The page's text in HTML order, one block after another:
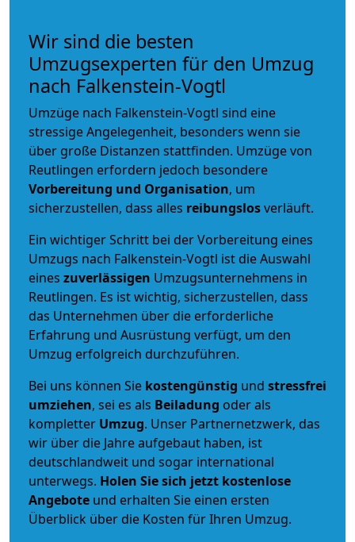
Wir sind die besten
Umzugsexperten für den Umzug
nach Falkenstein-Vogtl
Umzüge nach Falkenstein-Vogtl sind eine
stressige Angelegenheit, besonders wenn sie
über große Distanzen stattfinden. Umzüge von
Reutlingen erfordern jedoch besondere
Vorbereitung und Organisation, um
sicherzustellen, dass alles reibungslosverläuft.
Ein wichtiger Schritt bei der Vorbereitung eines
Umzugs nach Falkenstein-Vogtl ist die Auswahl
eines zuverlässigen Umzugsunternehmens in
Reutlingen. Es ist wichtig, sicherzustellen, dass
das Unternehmen über die erforderliche
Erfahrung und Ausrüstung verfügt, um den
Umzug erfolgreich durchzuführen.
Bei uns können Sie kostengünstig und stressfrei
umziehen, sei es als Beiladung oder als
kompletter Umzug. Unser Partnernetzwerk, das
wir über die Jahre aufgebaut haben, ist
deutschlandweit und sogar international
unterwegs. Holen Sie sich jetzt kostenlose
Angebote und erhalten Sie einen ersten
Überblick über die Kosten für Ihren Umzug.